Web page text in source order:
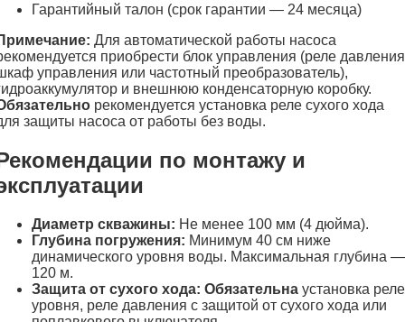
Гарантийный талон (срок гарантии — 24 месяца)
Для автоматической работы насоса
приобрести блок управления (реле
управления или частотный преобразователь),
и внешнюю конденсаторную коробку.
рекомендуется установка реле сухого хода
защиты насоса от работы без воды.
по монтажу и
Диаметр скважины: Не менее 100 мм (4 дюйма).
Глубина погружения: Минимум 40 см ниже
динамического уровня воды. Максимальная глубина —
120 м.
Защита от сухого хода: Обязательна установка реле
уровня, реле давления с защитой от сухого хода или